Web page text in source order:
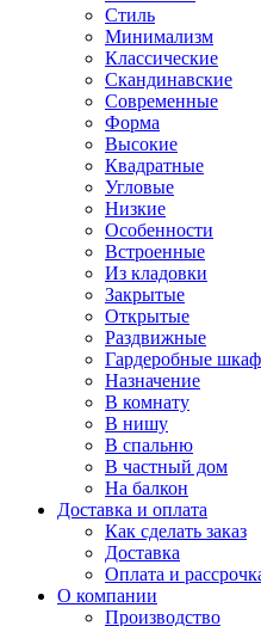
Стиль
Минимализм
Классические
Скандинавские
Современные
Форма
Высокие
Квадратные
Угловые
Низкие
Особенности
Встроенные
Из кладовки
Закрытые
Открытые
Раздвижные
Гардеробные
Назначение
В комнату
В нишу
В спальню
В частный дом
На балкон
Доставка и оплата
Как сделать заказ
Доставка
Оплата и
О компании
Производство